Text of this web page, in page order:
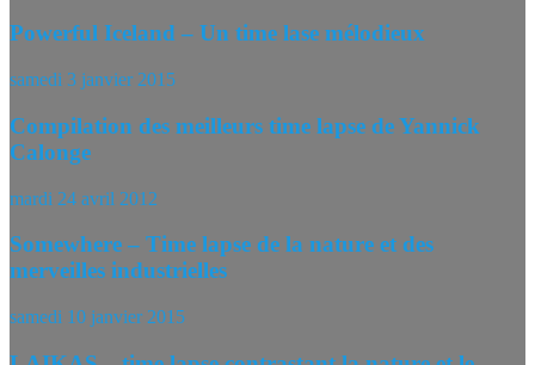
Powerful Iceland – Un time lase mélodieux
samedi 3 janvier 2015
Compilation des meilleurs time lapse de Yannick
Calonge
mardi 24 avril 2012
Somewhere – Time lapse de la nature et des
merveilles industrielles
samedi 10 janvier 2015